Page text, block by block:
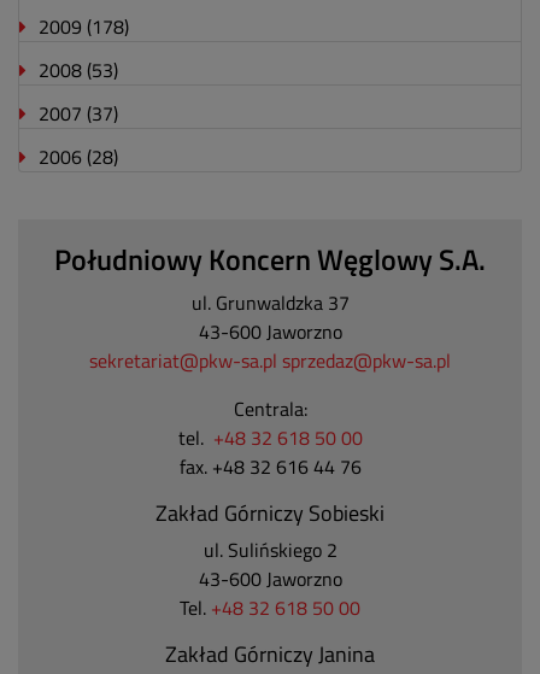
2009 (178)
2008 (53)
2007 (37)
2006 (28)
Południowy Koncern Węglowy S.A.
ul. Grunwaldzka 37
43-600 Jaworzno
sekretariat@pkw-sa.pl sprzedaz@pkw-sa.pl
Centrala:
tel. +48 32 618 50 00
fax. +48 32 616 44 76
Zakład Górniczy Sobieski
ul. Sulińskiego 2
43-600 Jaworzno
Tel. +48 32 618 50 00
Zakład Górniczy Janina